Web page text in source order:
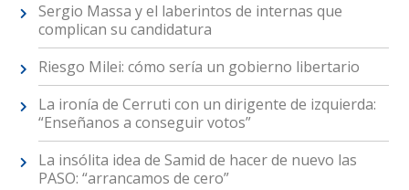
Sergio Massa y el laberintos de internas que
complican su candidatura
Riesgo Milei: cómo sería un gobierno libertario
La ironía de Cerruti con un dirigente de izquierda:
“Enseñanos a conseguir votos”
La insólita idea de Samid de hacer de nuevo las
PASO: “arrancamos de cero”